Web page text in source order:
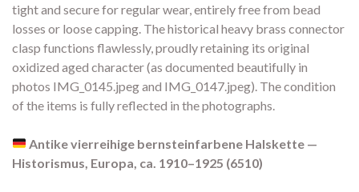
tight and secure for regular wear, entirely free from bead
losses or loose capping. The historical heavy brass connector
clasp functions flawlessly, proudly retaining its original
oxidized aged character (as documented beautifully in
photos IMG_0145.jpeg and IMG_0147.jpeg). The condition
of the items is fully reflected in the photographs.
Antike vierreihige bernsteinfarbene Halskette —
Historismus, Europa, ca. 1910–1925 (6510)